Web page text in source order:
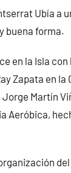
Ubía
buena forma.
en la Isla
Zapata en la
Martín
Aeróbica,